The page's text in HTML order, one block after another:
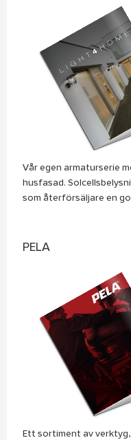
Vår egen armaturserie
husfasad.
som återförsäljare en
PELA
Ett sortiment av